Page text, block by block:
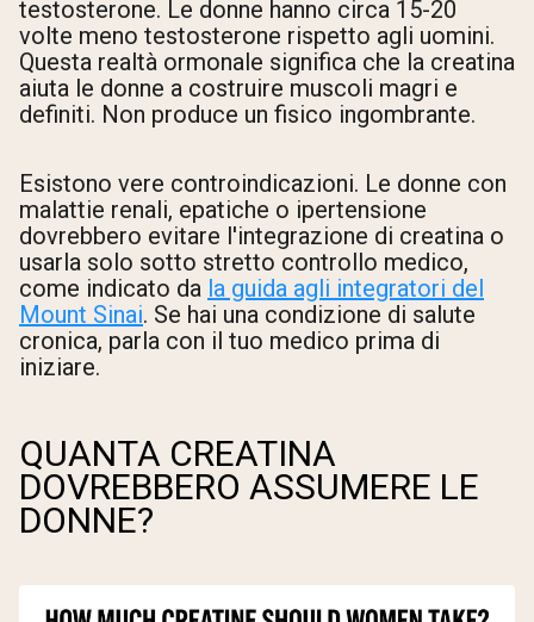
testosterone. Le donne hanno circa 15-20
volte meno testosterone rispetto agli uomini.
Questa realtà ormonale significa che la creatina
aiuta le donne a costruire muscoli magri e
definiti. Non produce un fisico ingombrante.
Esistono vere controindicazioni. Le donne con
malattie renali, epatiche o ipertensione
dovrebbero evitare l'integrazione di creatina o
usarla solo sotto stretto controllo medico,
come indicato da la guida agli integratori del
Mount Sinai. Se hai una condizione di salute
cronica, parla con il tuo medico prima di
iniziare.
QUANTA CREATINA
DOVREBBERO ASSUMERE LE
DONNE?